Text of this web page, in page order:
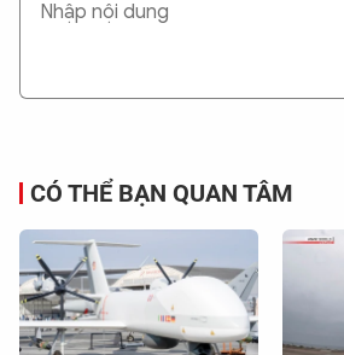
CÓ THỂ BẠN QUAN TÂM